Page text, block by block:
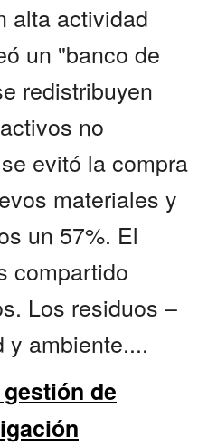
alta actividad
un "banco de
redistribuyen
no
evitó la compra
materiales y
un 57%. El
compartido
Los residuos –
y ambiente....
de